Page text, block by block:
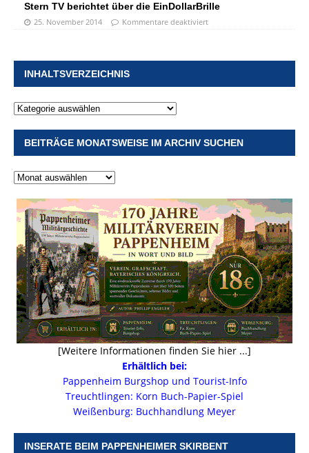
Stern TV berichtet über die EinDollarBrille
25. November 2014 Kommentare deaktiviert
INHALTSVERZEICHNIS
BEITRÄGE MONATSWEISE IM ARCHIV SUCHEN
[Weitere Informationen finden Sie hier ...]
Erhältlich bei:
Pappenheim Burgshop und Tourist-Info
Treuchtlingen: Korn Buch-Papier-Spiel
Weißenburg: Buchhandlung Meyer
INSERATE BEIM PAPPENHEIMER SKIRBENT